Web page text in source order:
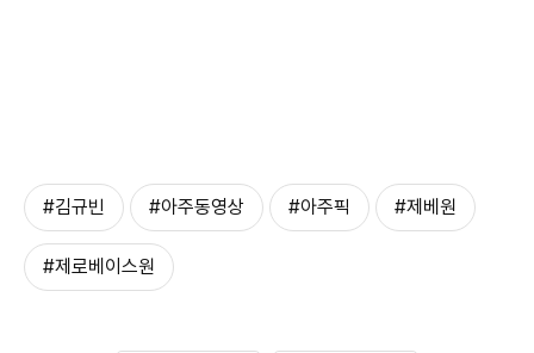
#김규빈 #아주동영상 #아주픽 #제베원
#제로베이스원